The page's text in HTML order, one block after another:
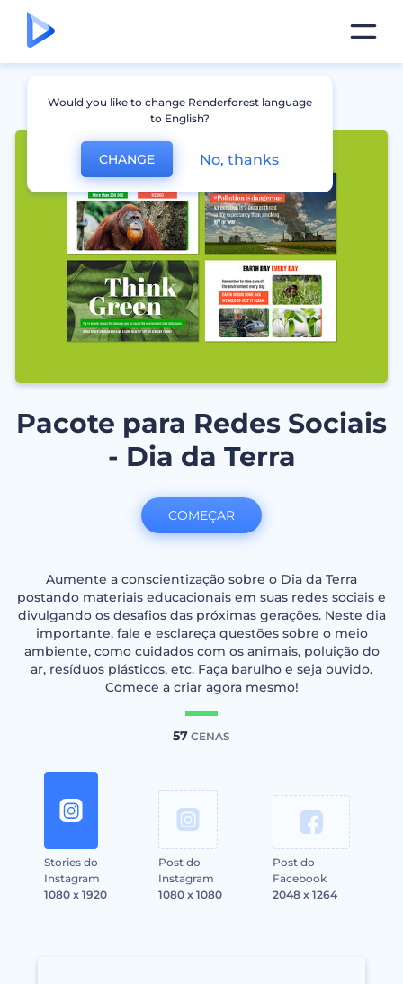
Pacote para Redes Sociais
- Dia da Terra
Aumente a conscientização sobre o Dia da Terra
postando materiais educacionais em suas redes sociais e
divulgando os desafios das próximas gerações. Neste dia
importante, fale e esclareça questões sobre o meio
ambiente, como cuidados com os animais, poluição do
ar, resíduos plásticos, etc. Faça barulho e seja ouvido.
Comece a criar agora mesmo!
57 CENAS
Stories do
Instagram
1080 x 1920
Post do
Instagram
1080 x 1080
Post do
Facebook
2048 x 1264
COMEÇAR
Would you like to change Renderforest language
to English?
CHANGE No, thanks